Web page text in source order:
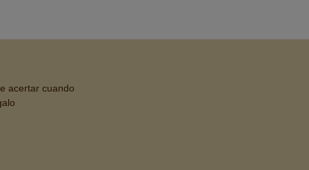
acertar cuando